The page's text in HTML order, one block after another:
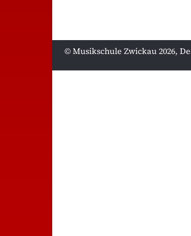
© Musikschule Zwickau 2026,